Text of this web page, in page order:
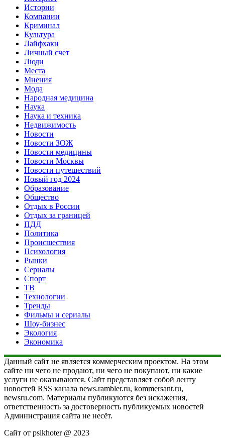
Истории
Компании
Криминал
Культура
Лайфхаки
Личный счет
Люди
Места
Мнения
Мода
Народная медицина
Наука
Наука и техника
Недвижимость
Новости
Новости ЗОЖ
Новости медицины
Новости Москвы
Новости путешествий
Новый год 2024
Образование
Общество
Отдых в России
Отдых за границей
ПДД
Политика
Происшествия
Психология
Рынки
Сериалы
Спорт
ТВ
Технологии
Тренды
Фильмы и сериалы
Шоу-бизнес
Экология
Экономика
Данный сайт не является коммерческим проектом. На этом
сайте ни чего не продают, ни чего не покупают, ни какие
услуги не оказываются. Сайт представляет собой ленту
новостей RSS канала news.rambler.ru, kommersant.ru,
newsru.com. Материалы публикуются без искажения,
ответственность за достоверность публикуемых новостей
Администрация сайта не несёт.
Сайт от psikhoter @ 2023